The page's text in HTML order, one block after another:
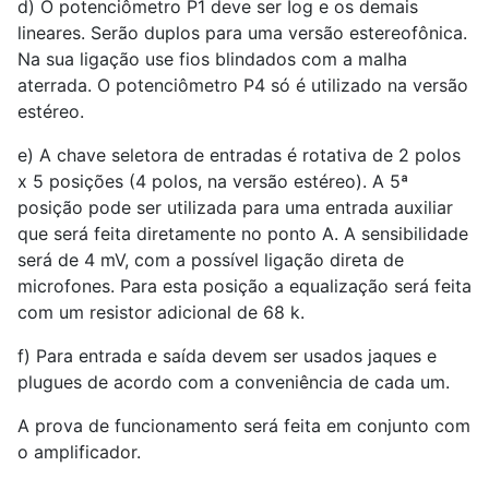
d) O potenciômetro P1 deve ser Iog e os demais
lineares. Serão duplos para uma versão estereofônica.
Na sua ligação use fios blindados com a malha
aterrada. O potenciômetro P4 só é utilizado na versão
estéreo.
e) A chave seletora de entradas é rotativa de 2 polos
x 5 posições (4 polos, na versão estéreo). A 5ª
posição pode ser utilizada para uma entrada auxiliar
que será feita diretamente no ponto A. A sensibilidade
será de 4 mV, com a possível ligação direta de
microfones. Para esta posição a equalização será feita
com um resistor adicional de 68 k.
f) Para entrada e saída devem ser usados jaques e
plugues de acordo com a conveniência de cada um.
A prova de funcionamento será feita em conjunto com
o amplificador.